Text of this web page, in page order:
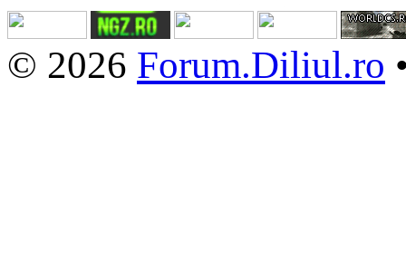
© 2026 Forum.Diliul.ro